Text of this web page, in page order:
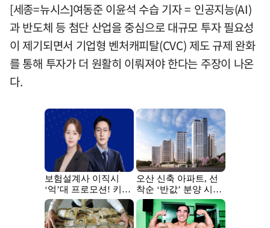
[세종=뉴시스]여동준 이윤석 수습 기자 = 인공지능(AI)
과 반도체 등 첨단 산업을 중심으로 대규모 투자 필요성
이 제기되면서 기업형 벤처캐피탈(CVC) 제도 규제 완화
를 통해 투자가 더 원활히 이뤄져야 한다는 주장이 나온
다.